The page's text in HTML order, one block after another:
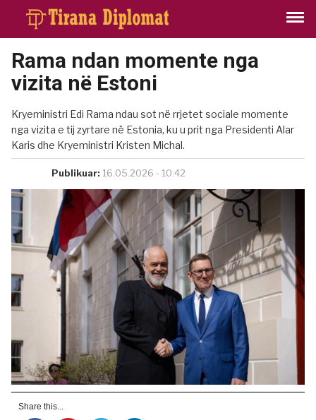
Rama ndan momente nga
vizita në Estoni
Kryeministri Edi Rama ndau sot në rrjetet sociale momente
nga vizita e tij zyrtare në Estonia, ku u prit nga Presidenti Alar
Karis dhe Kryeministri Kristen Michal.
Publikuar: 16.05.2026 - 10:42
Share this...